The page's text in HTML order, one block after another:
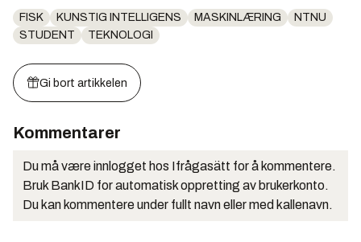
FISK KUNSTIG INTELLIGENS MASKINLÆRING
NTNU
STUDENT
TEKNOLOGI
Gi bort artikkelen
Kommentarer
Du må være innlogget hos Ifrågasätt for å kommentere.
Bruk BankID for automatisk oppretting av brukerkonto.
Du kan kommentere under fullt navn eller med kallenavn.